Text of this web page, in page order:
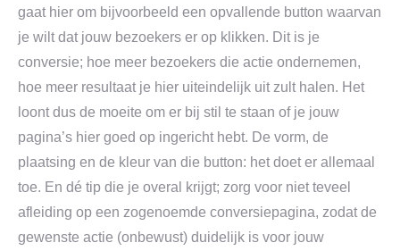
gaat hier om bijvoorbeeld een opvallende button waarvan
je wilt dat jouw bezoekers er op klikken. Dit is je
conversie; hoe meer bezoekers die actie ondernemen,
hoe meer resultaat je hier uiteindelijk uit zult halen. Het
loont dus de moeite om er bij stil te staan of je jouw
pagina’s hier goed op ingericht hebt. De vorm, de
plaatsing en de kleur van die button: het doet er allemaal
toe. En dé tip die je overal krijgt; zorg voor niet teveel
afleiding op een zogenoemde conversiepagina, zodat de
gewenste actie (onbewust) duidelijk is voor jouw